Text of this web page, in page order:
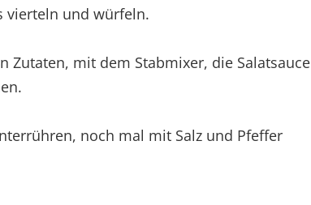
vierteln und würfeln.
Zutaten, mit dem Stabmixer, die Salatsauce
noch mal mit Salz und Pfeffer